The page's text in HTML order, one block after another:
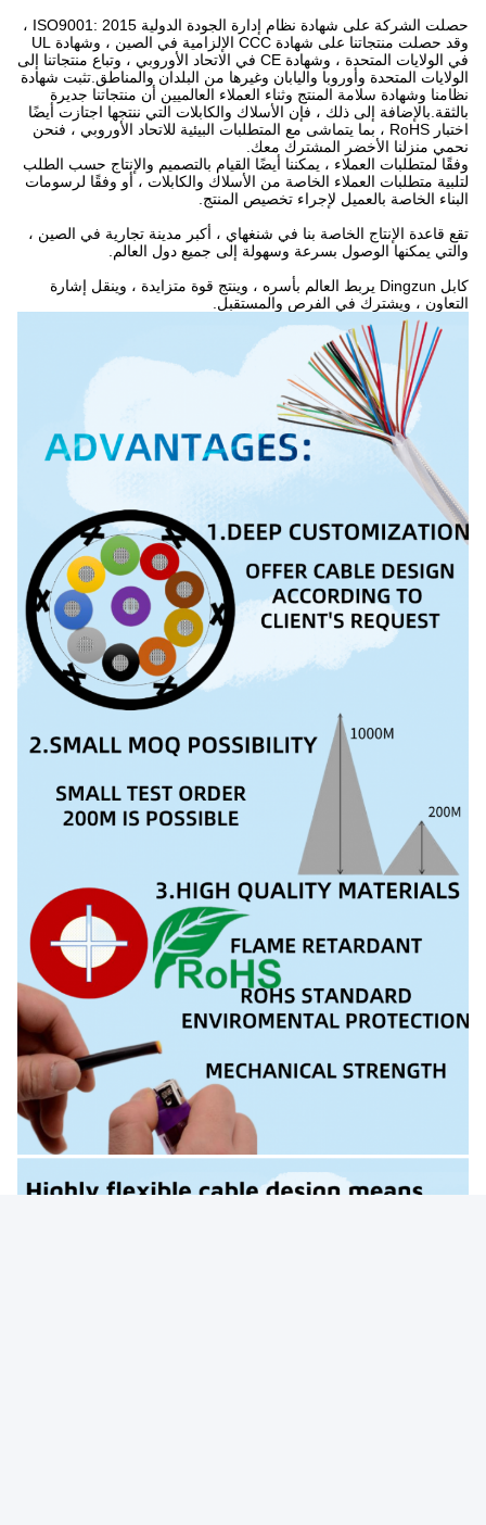
حصلت الشركة على شهادة نظام إدارة الجودة الدولية ISO9001: 2015 ،
وقد حصلت منتجاتنا على شهادة CCC الإلزامية في الصين ، وشهادة UL
في الولايات المتحدة ، وشهادة CE في الاتحاد الأوروبي ، وتباع منتجاتنا إلى
الولايات المتحدة وأوروبا واليابان وغيرها من البلدان والمناطق.تثبت شهادة
نظامنا وشهادة سلامة المنتج وثناء العملاء العالميين أن منتجاتنا جديرة
بالثقة.بالإضافة إلى ذلك ، فإن الأسلاك والكابلات التي ننتجها اجتازت أيضًا
اختبار RoHS ، بما يتماشى مع المتطلبات البيئية للاتحاد الأوروبي ، فنحن
نحمي منزلنا الأخضر المشترك معك.
وفقًا لمتطلبات العملاء ، يمكننا أيضًا القيام بالتصميم والإنتاج حسب الطلب
لتلبية متطلبات العملاء الخاصة من الأسلاك والكابلات ، أو وفقًا لرسومات
البناء الخاصة بالعميل لإجراء تخصيص المنتج.
تقع قاعدة الإنتاج الخاصة بنا في شنغهاي ، أكبر مدينة تجارية في الصين ،
والتي يمكنها الوصول بسرعة وسهولة إلى جميع دول العالم.
كابل Dingzun يربط العالم بأسره ، وينتج قوة متزايدة ، وينقل إشارة
التعاون ، ويشترك في الفرص والمستقبل.